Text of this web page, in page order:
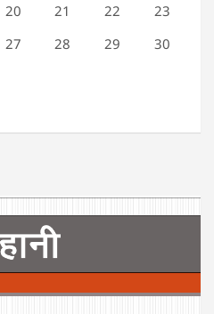
20 21 22
23
27 28 29
30